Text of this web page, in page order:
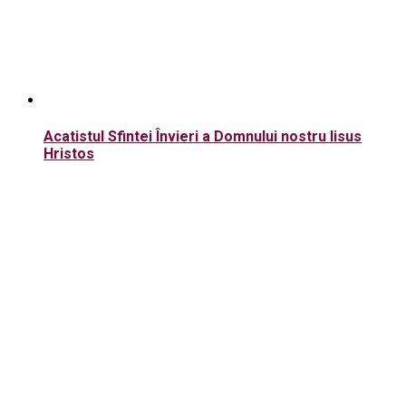
Acatistul Sfintei Învieri a Domnului nostru Iisus
Hristos